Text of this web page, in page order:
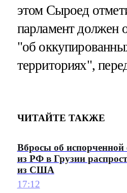
этом Сыроед
парламент должен
"об
территориях",
ЧИТАЙТЕ ТАКЖЕ
Вбросы об испорченной
из РФ в Грузии
из США
17:12